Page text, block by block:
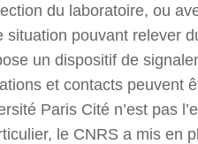
du laboratoire, ou
situation pouvant relever
un dispositif de
et contacts peuvent
Paris Cité n’est pas
le CNRS a mis en